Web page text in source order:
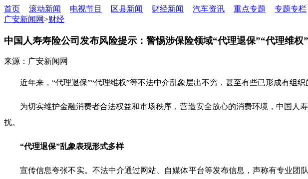
首页 滚动新闻 电视节目 区县新闻 财经新闻 汽车资讯 重点专题 专题专栏
广安新闻网>财经
中国人寿寿险公司发布风险提示：警惕涉保险领域“代理退保”“代理维权
来源：广安新闻网
近年来，“代理退保”“代理维权”等不法中介乱象层出不穷，甚至有些已形成有组
为切实维护金融消费者合法权益和市场秩序，营造安全放心的消费环境，中国人
扰。
“代理退保”乱象表现形式多样
宣传信息夸张不实。不法中介通过网站、自媒体平台等发布信息，声称有专业团